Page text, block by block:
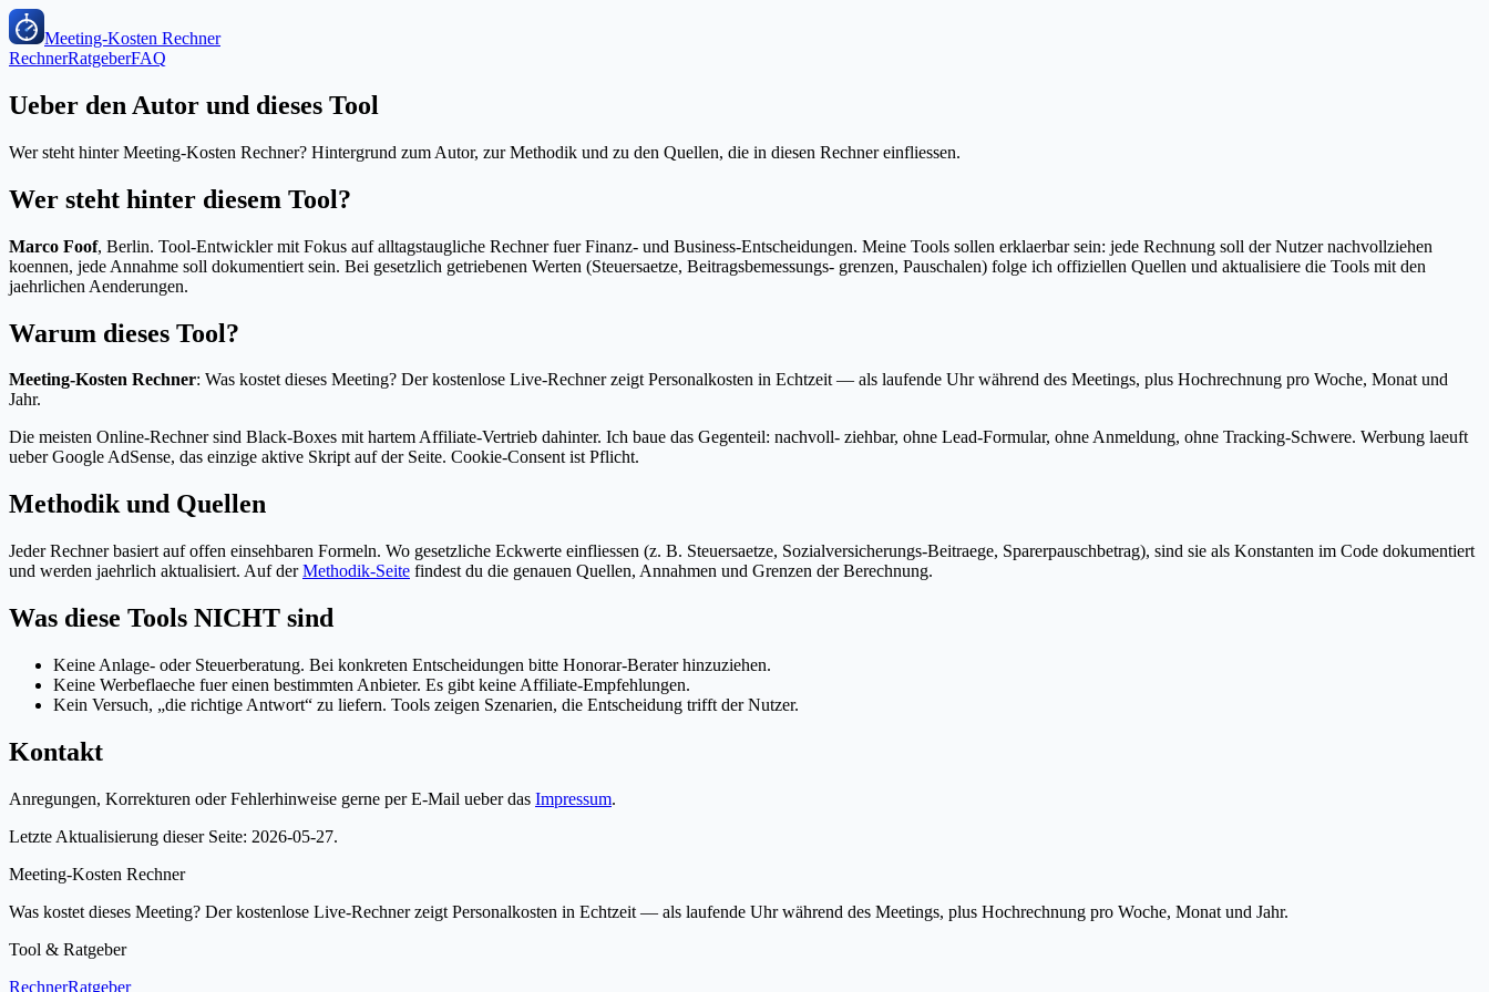
Meeting-Kosten Rechner
RechnerRatgeberFAQ
Ueber den Autor und dieses Tool
Wer steht hinter Meeting-Kosten Rechner? Hintergrund zum Autor, zur Methodik und zu den Quellen, die in diesen Rechner einfliessen.
Wer steht hinter diesem Tool?
Marco Foof, Berlin. Tool-Entwickler mit Fokus auf alltagstaugliche Rechner fuer Finanz- und Business-Entscheidungen. Meine Tools sollen erklaerbar sein: jede Rechnung soll der Nutzer nachvollziehen
koennen, jede Annahme soll dokumentiert sein. Bei gesetzlich getriebenen Werten (Steuersaetze, Beitragsbemessungs- grenzen, Pauschalen) folge ich offiziellen Quellen und aktualisiere die Tools mit den
jaehrlichen Aenderungen.
Warum dieses Tool?
Meeting-Kosten Rechner: Was kostet dieses Meeting? Der kostenlose Live-Rechner zeigt Personalkosten in Echtzeit — als laufende Uhr während des Meetings, plus Hochrechnung pro Woche, Monat und
Jahr.
Die meisten Online-Rechner sind Black-Boxes mit hartem Affiliate-Vertrieb dahinter. Ich baue das Gegenteil: nachvoll- ziehbar, ohne Lead-Formular, ohne Anmeldung, ohne Tracking-Schwere. Werbung laeuft
ueber Google AdSense, das einzige aktive Skript auf der Seite. Cookie-Consent ist Pflicht.
Methodik und Quellen
Jeder Rechner basiert auf offen einsehbaren Formeln. Wo gesetzliche Eckwerte einfliessen (z. B. Steuersaetze, Sozialversicherungs-Beitraege, Sparerpauschbetrag), sind sie als Konstanten im Code dokumentiert
und werden jaehrlich aktualisiert. Auf derMethodik-Seite findest du die genauen Quellen, Annahmen und Grenzen der Berechnung.
Was diese Tools NICHT sind
Keine Anlage- oder Steuerberatung. Bei konkreten Entscheidungen bitte Honorar-Berater hinzuziehen.
Keine Werbeflaeche fuer einen bestimmten Anbieter. Es gibt keine Affiliate-Empfehlungen.
Kein Versuch, „die richtige Antwort“ zu liefern. Tools zeigen Szenarien, die Entscheidung trifft der Nutzer.
Kontakt
Anregungen, Korrekturen oder Fehlerhinweise gerne per E-Mail ueber das Impressum.
Letzte Aktualisierung dieser Seite: 2026-05-27.
Meeting-Kosten Rechner
Was kostet dieses Meeting? Der kostenlose Live-Rechner zeigt Personalkosten in Echtzeit — als laufende Uhr während des Meetings, plus Hochrechnung pro Woche, Monat und Jahr.
Tool & Ratgeber
RechnerRatgeber